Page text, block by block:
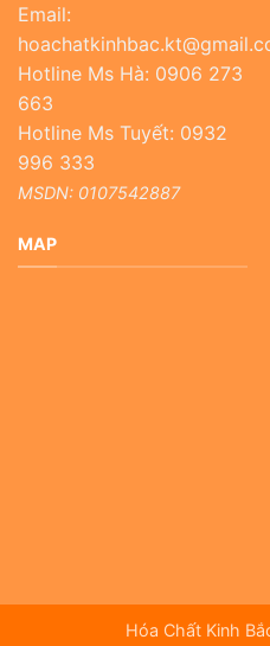
Email:
Hotline Ms Hà: 0906 273
663
Hotline Ms Tuyết: 0932
996 333
MSDN: 0107542887
MAP
Hóa Chất Kinh